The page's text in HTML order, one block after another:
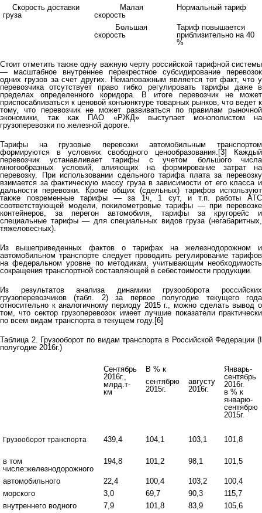
Скорость доставки
груза
Малая
скорость
Нормальный тариф
Большая
скорость
Тариф повышается
приблизительно на 40
%
Стоит отметить также одну важную черту российской тарифной системы
— масштабное внутреннее перекрестное субсидирование перевозок
одних грузов за счет других. Немаловажным является тот факт, что у
перевозчика отсутствует право гибко регулировать тарифы даже в
пределах определенного коридора. В итоге перевозчик не может
приспосабливаться к ценовой конъюнктуре товарных рынков, что ведет к
тому, что перевозчик не может развиваться по правилам рыночной
экономики, так как ПАО «РЖД» выступает монополистом на
грузоперевозки по железной дороге.
Тарифы на грузовые перевозки автомобильным транспортом
формируются в условиях свободного ценообразования.[3] Каждый
перевозчик устанавливает тарифы с учетом большого числа
многообразных условий, влияющих на формирование затрат на
перевозку. При использовании сдельного тарифа плата за перевозку
взимается за фактическую массу груза в зависимости от его класса и
дальности перевозки. Кроме общих (сдельных) тарифов используют
также повременные тарифы — за 1ч, 1 сут, и т.п. работы АТС
соответствующей модели, покилометровые тарифы — при перевозке
контейнеров, за перегон автомобиля, тарифы за кругорейс и
специальные тарифы — для специальных видов груза (негабаритных,
тяжеловесных).
Из вышеприведенных фактов о тарифах на железнодорожном и
автомобильном транспорте следует проводить регулирование тарифов
на федеральном уровне по методикам, учитывающим необходимость
сокращения транспортной составляющей в себестоимости продукции.
Из результатов анализа динамики грузооборота российских
грузоперевозчиков (табл. 2) за первое полугодие текущего года
относительно к аналогичному периоду 2015 г., можно сделать вывод о
том, что сектор грузоперевозок имеет лучшие показатели практически
по всем видам транспорта в текущем году.[6]
Таблица 2. Грузооборот по видам транспорта в Российской Федерации (I
полугодие 2016г.)
Сентябрь
2016г.,
млрд.т-
км
В % к
Январь-
сентябрь
2016г.
в % к
январю-
сентябрю
2015г.
сентябрю
2015г.
августу
2016г.
Грузооборот транспорта 439,4 104,1 103,1 101,8
в том
числе:железнодорожного
194,8 101,2 98,1 101,5
автомобильного 22,4 100,4 103,2
100,4
морского
3,0 69,7 90,3
115,7
внутреннего водного
7,9 101,8 83,9
105,6